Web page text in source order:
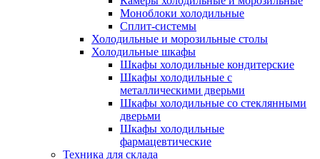
Моноблоки холодильные
Сплит-системы
Холодильные и морозильные столы
Холодильные шкафы
Шкафы холодильные кондитерские
Шкафы холодильные с
металлическими дверьми
Шкафы холодильные со стеклянными
дверьми
Шкафы холодильные
фармацевтические
Техника для склада